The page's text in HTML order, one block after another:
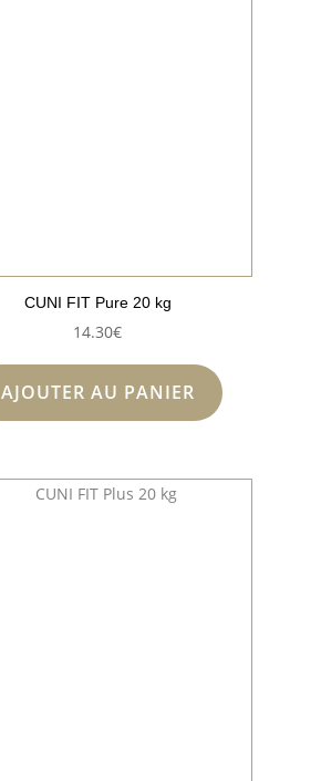
CUNI FIT Pure 20 kg
14.30€
AJOUTER AU PANIER